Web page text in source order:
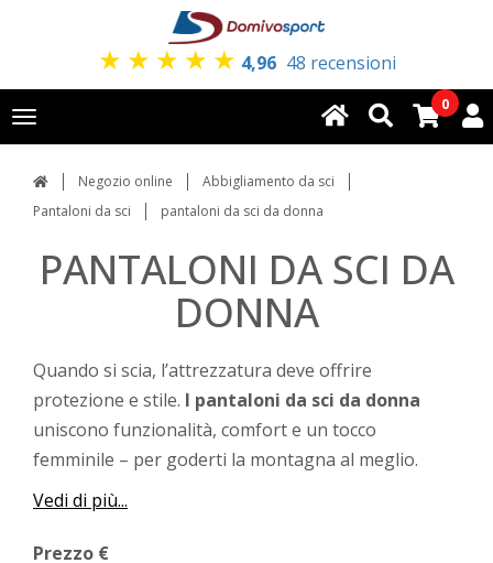
★ ★ ★ ★ ★ 4,96 48 recensioni
Toggle
navigation
0
Negozio online
Abbigliamento da sci
Pantaloni da sci
pantaloni da sci da donna
PANTALONI DA SCI DA
DONNA
Quando si scia, l’attrezzatura deve offrire
protezione e stile. I pantaloni da sci da donna
uniscono funzionalità, comfort e un tocco
femminile – per goderti la montagna al meglio.
Vedi di più...
Prezzo €